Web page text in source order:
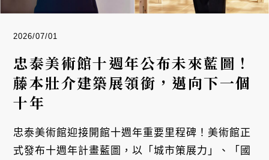
2026/07/01
忠泰美術館十週年公布未來藍圖！
藤本壯介建築展領銜，邁向下一個
十年
忠泰美術館迎接開館十週年重要里程碑！美術館正
式發布十週年計畫藍圖，以「城市策展力」、「國